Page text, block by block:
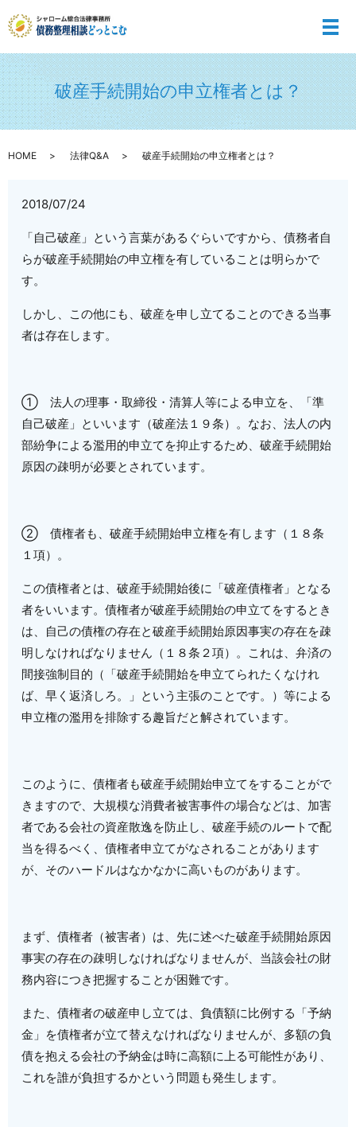
メ
破産手続開始の申立権者とは？
HOME 法律Q&A 破産手続開始の申立権者とは？
2018/07/24
「自己破産」という言葉があるぐらいですから、債務者自
らが破産手続開始の申立権を有していることは明らかで
す。
しかし、この他にも、破産を申し立てることのできる当事
者は存在します。
① 法人の理事・取締役・清算人等による申立を、「準
自己破産」といいます（破産法１９条）。なお、法人の内
部紛争による濫用的申立てを抑止するため、破産手続開始
原因の疎明が必要とされています。
② 債権者も、破産手続開始申立権を有します（１８条
１項）。
この債権者とは、破産手続開始後に「破産債権者」となる
者をいいます。債権者が破産手続開始の申立てをするとき
は、自己の債権の存在と破産手続開始原因事実の存在を疎
明しなければなりません（１８条２項）。これは、弁済の
間接強制目的（「破産手続開始を申立てられたくなけれ
ば、早く返済しろ。」という主張のことです。）等による
申立権の濫用を排除する趣旨だと解されています。
このように、債権者も破産手続開始申立てをすることがで
きますので、大規模な消費者被害事件の場合などは、加害
者である会社の資産散逸を防止し、破産手続のルートで配
当を得るべく、債権者申立てがなされることがあります
が、そのハードルはなかなかに高いものがあります。
まず、債権者（被害者）は、先に述べた破産手続開始原因
事実の存在の疎明しなければなりませんが、当該会社の財
務内容につき把握することが困難です。
また、債権者の破産申し立ては、負債額に比例する「予納
金」を債権者が立て替えなければなりませんが、多額の負
債を抱える会社の予納金は時に高額に上る可能性があり、
これを誰が負担するかという問題も発生します。